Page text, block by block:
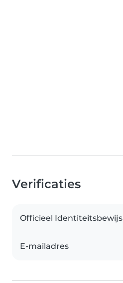
Verificaties
Officieel Identiteitsbewijs
E-mailadres